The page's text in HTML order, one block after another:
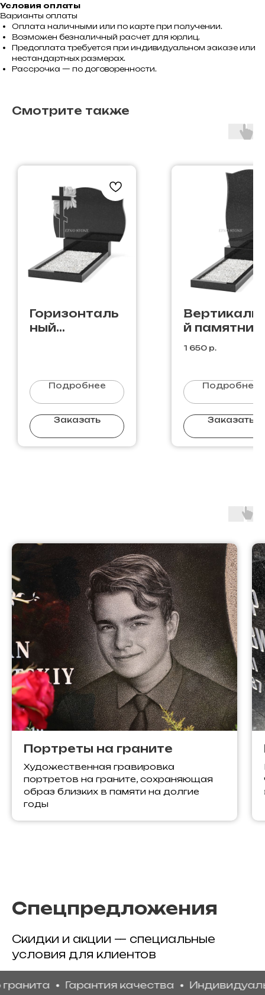
Условия оплаты
Варианты оплаты
Оплата наличными или по карте при получении.
Возможен безналичный расчет для юрлиц.
Предоплата требуется при индивидуальном заказе или
нестандартных размерах.
Рассрочка — по договоренности.
Смотрите также
Горизонталь
ный
Подробнее
Заказать
й памятник
1 650 р.
Подробнее
Заказать
Портреты на граните
Художественная гравировка
портретов на граните, сохраняющая
образ близких в памяти на долгие
годы
Спецпредложения
Скидки и акции — специальные
условия для клиентов
Гарантия качества Индивидуальный